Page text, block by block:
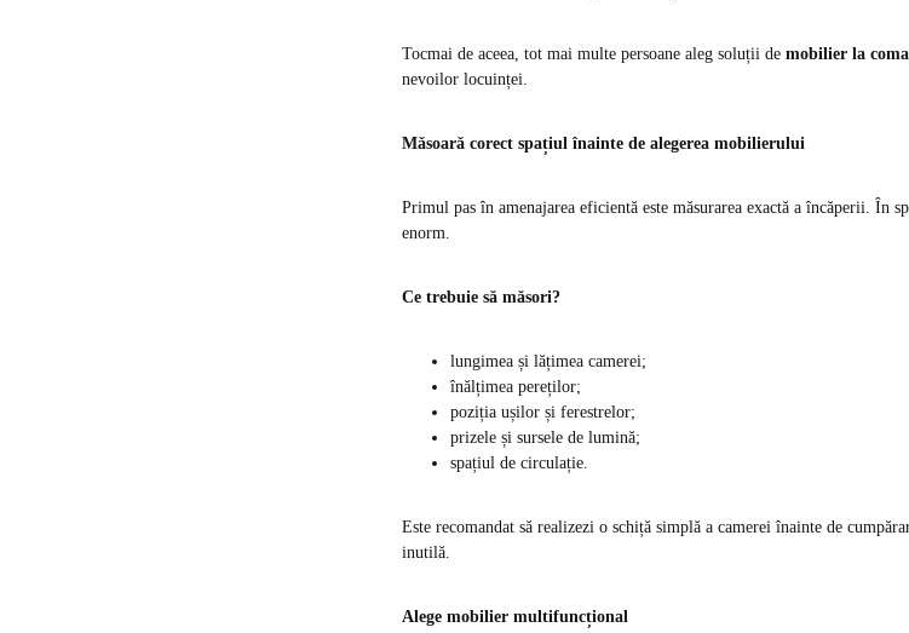
Tocmai de aceea, tot mai multe persoane aleg soluții de mobilier la
nevoilor locuinței.
Măsoară corect spațiul înainte de alegerea mobilierului
Primul pas în amenajarea eficientă este măsurarea exactă a încăperii. În
enorm.
Ce trebuie să măsori?
lungimea și lățimea camerei;
înălțimea pereților;
poziția ușilor și ferestrelor;
prizele și sursele de lumină;
spațiul de circulație.
Este recomandat să realizezi o schiță simplă a camerei înainte de
inutilă.
Alege mobilier multifuncțional